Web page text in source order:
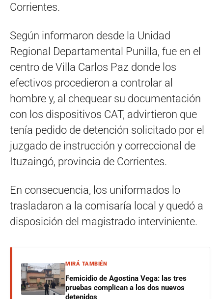
Corrientes.
Según informaron desde la Unidad
Regional Departamental Punilla, fue en el
centro de Villa Carlos Paz donde los
efectivos procedieron a controlar al
hombre y, al chequear su documentación
con los dispositivos CAT, advirtieron que
tenía pedido de detención solicitado por el
juzgado de instrucción y correccional de
Ituzaingó, provincia de Corrientes.
En consecuencia, los uniformados lo
trasladaron a la comisaría local y quedó a
disposición del magistrado interviniente.
MIRÁ TAMBIÉN
Femicidio de Agostina Vega: las tres
pruebas complican a los dos nuevos
detenidos